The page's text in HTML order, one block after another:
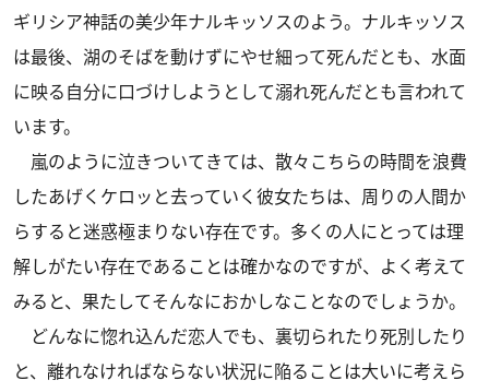
ギリシア神話の美少年ナルキッソスのよう。ナルキッソス
は最後、湖のそばを動けずにやせ細って死んだとも、水面
に映る自分に口づけしようとして溺れ死んだとも言われて
います。
嵐のように泣きついてきては、散々こちらの時間を浪費
したあげくケロッと去っていく彼女たちは、周りの人間か
らすると迷惑極まりない存在です。多くの人にとっては理
解しがたい存在であることは確かなのですが、よく考えて
みると、果たしてそんなにおかしなことなのでしょうか。
どんなに惚れ込んだ恋人でも、裏切られたり死別したり
と、離れなければならない状況に陥ることは大いに考えら